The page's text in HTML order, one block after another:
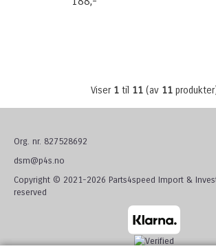
Viser 1til 11(av 11
Org. nr. 827528692
dsm@p4s.no
Copyright © 2021-2026 Parts4speed Import &
reserved